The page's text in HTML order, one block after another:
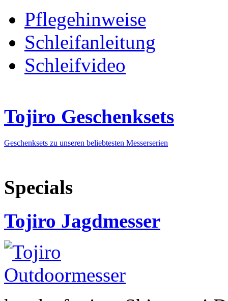
Pflegehinweise
Schleifanleitung
Schleifvideo
Tojiro Geschenksets
Geschenksets zu unseren beliebtesten Messerserien
Specials
Tojiro Jagdmesser